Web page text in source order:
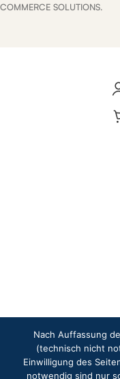
COMMERCE SOLUTIONS.
Nach Auffassung
(technisch nicht
Einwilligung des
notwendig sind nur